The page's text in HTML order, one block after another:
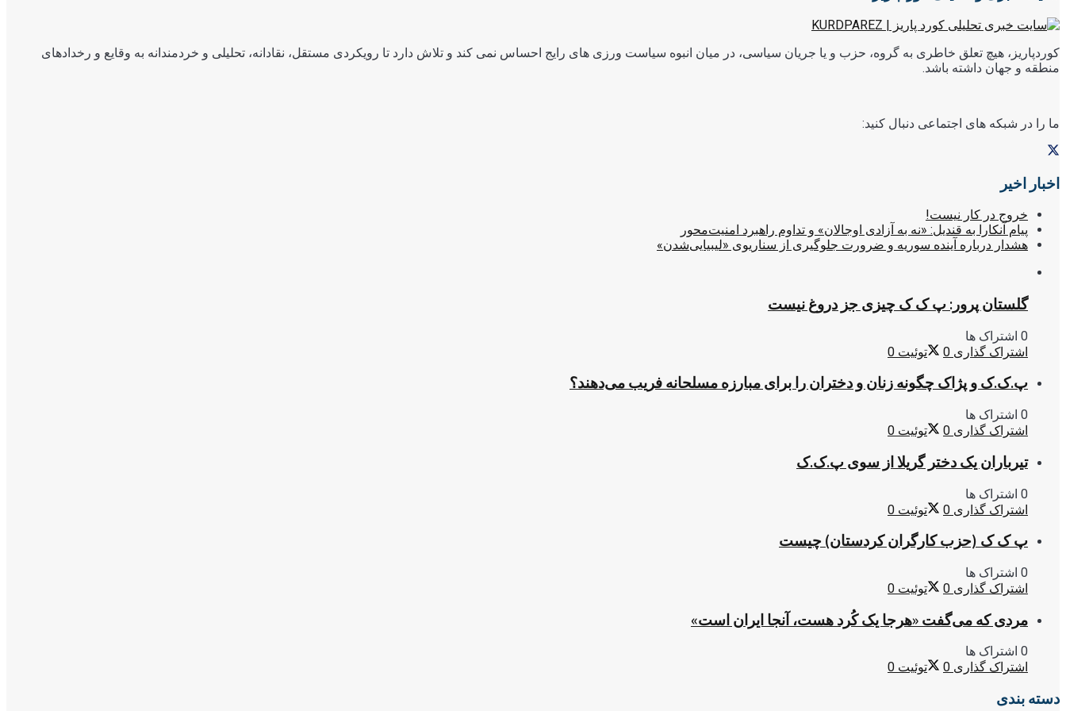
کوردپاریز، هیچ تعلق خاطری به گروه، حزب و یا جریان سیاسی، در میان انبوه سیاست ورزی های رایج احساس نمی کند و تلاش دارد تا رویکردی مستقل، نقادانه، تحلیلی و خردمندانه به وقایع و رخدادهای
منطقه و جهان داشته باشد.
ما را در شبکه های اجتماعی دنبال کنید:
اخبار اخیر
خروج در کار نیست!
پیام آنکارا به قندیل: «نه به آزادی اوجالان» و تداوم راهبرد امنیت‌محور
هشدار درباره آینده سوریه و ضرورت جلوگیری از سناریوی «لیبیایی‌شدن»
گلستان پرور: پ ک ک چیزی جز دروغ نیست
0 اشتراک ها
اشتراک گذاری 0 توئیت 0
پ.ک.ک و پژاک چگونه زنان و دختران را برای مبارزه مسلحانه فریب می‌دهند؟
0 اشتراک ها
اشتراک گذاری 0 توئیت 0
تیرباران یک دختر گریلا از سوی پ.ک.ک
0 اشتراک ها
اشتراک گذاری 0 توئیت 0
پ ک ک (حزب کارگران کردستان) چیست
0 اشتراک ها
اشتراک گذاری 0 توئیت 0
مردی که می‌گفت «هرجا یک کُرد هست، آنجا ایران است»
0 اشتراک ها
اشتراک گذاری 0 توئیت 0
دسته بندی